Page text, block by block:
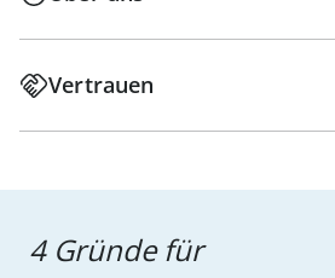
Vertrauen
4 Gründe für